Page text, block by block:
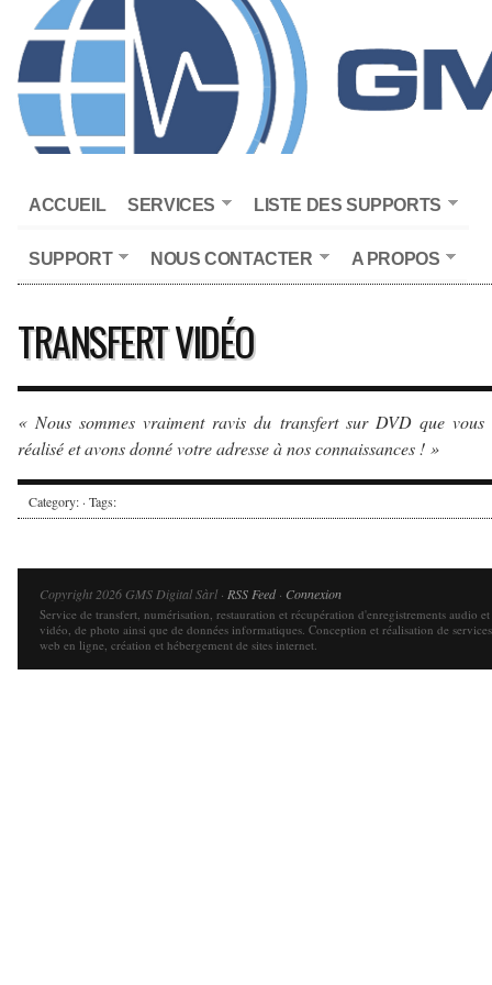
ACCUEIL SERVICES LISTE DES SUPPORTS
SUPPORT NOUS CONTACTER A PROPOS
TRANSFERT VIDÉO
« Nous sommes vraiment ravis du transfert sur DVD que vous
réalisé et avons donné votre adresse à nos connaissances ! »
Category: · Tags:
Copyright 2026 GMS Digital Sàrl · RSS Feed· Connexion
Service de transfert, numérisation, restauration et récupération d'enregistrements audio et
vidéo, de photo ainsi que de données informatiques. Conception et réalisation de services
web en ligne, création et hébergement de sites internet.